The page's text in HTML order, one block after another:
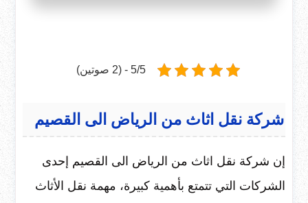
5/5 - (2 صوتين)
شركة نقل اثاث من الرياض الى القصيم
إن شركة نقل اثاث من الرياض الى القصيم إحدى
الشركات التي تتمتع بأهمية كبيرة، مهمة نقل الأثاث